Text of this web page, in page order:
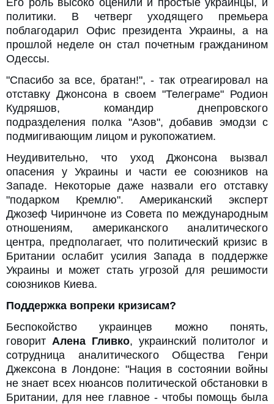
политики. В четверг уходящего премьера
поблагодарил Офис президента Украины, а на
прошлой неделе он стал почетным гражданином
Одессы.
"Спасибо за все, братан!", - так отреагировал на
отставку Джонсона в своем "Телеграме" Родион
Кудряшов, командир днепровского
подразделения полка "Азов", добавив эмодзи с
подмигивающим лицом и рукопожатием.
Неудивительно, что уход Джонсона вызвал
опасения у Украины и части ее союзников на
Западе. Некоторые даже назвали его отставку
"подарком Кремлю". Американский эксперт
Джозеф Чиринчоне из Совета по международным
отношениям, американского аналитического
центра, предполагает, что политический кризис в
Британии ослабит усилия Запада в поддержке
Украины и может стать угрозой для решимости
союзников Киева.
Поддержка вопреки кризисам?
Беспокойство украинцев можно понять,
говорит Алена Гливко, украинский политолог и
сотрудница аналитического Общества Генри
Джексона в Лондоне: "Нация в состоянии войны
не знает всех нюансов политической обстановки в
Британии, для нее главное - чтобы помощь была